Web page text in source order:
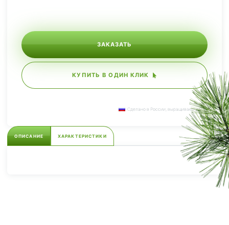
ЗАКАЗАТЬ
КУПИТЬ В ОДИН КЛИК
Сделано в России, выращиваем сами.
ОПИСАНИЕ ХАРАКТЕРИСТИКИ